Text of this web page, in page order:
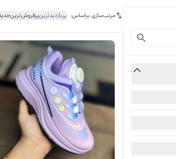
مرتب‌سازی براساس: پربازدیدترینپرفروش‌ترین